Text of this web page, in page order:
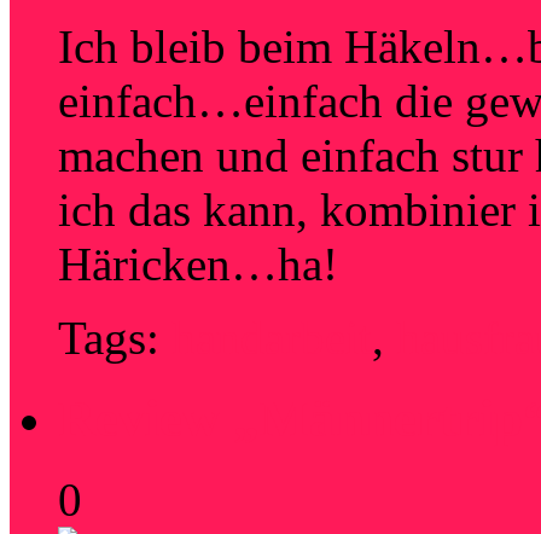
Ich bleib beim
einfach…einfach die
machen und einfach
ich das kann,
Häricken…ha!
Tags:
,
0